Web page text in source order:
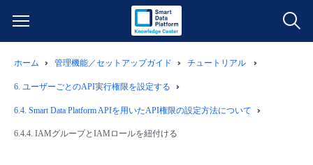
サービス一覧
データ利活用
よくある質問
ホーム 管理機能／セットアップガイド チュートリアル
6. ユーザーごとのAPI実行権限を設定する
6.4. Smart Data Platform APIを用いたAPI権限の設定方法について
6.4.4. IAMグループとIAMロールを紐付ける